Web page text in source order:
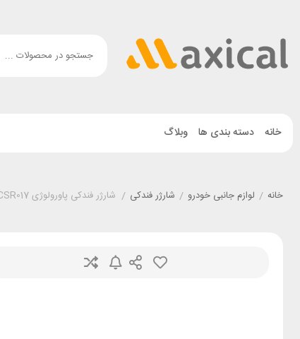
خانه دسته بندی ها وبلاگ
خانه / لوازم جانبی خودرو / شارژر فندکی / شارژر فندکی پاورولوژی Powerology PCCSR017 توان 35 وات